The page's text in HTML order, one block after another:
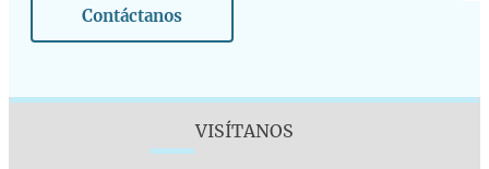
Contáctanos
VISÍTANOS